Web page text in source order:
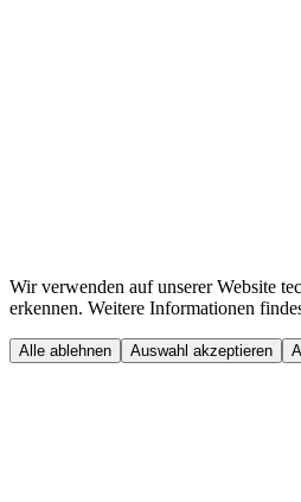
Wir verwenden auf unserer Website
erkennen. Weitere Informationen
Alle ablehnen Auswahl akzeptieren